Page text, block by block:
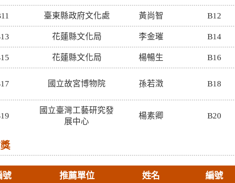
臺東縣政府文化處 黃尚智 B12
花蓮縣文化局 李金璀 B14
花蓮縣文化局 楊暢生 B16
國立故宮博物院 孫若澂 B18
國立臺灣工藝研究發
展中心
楊素卿 B20
號 推薦單位 姓名 編號